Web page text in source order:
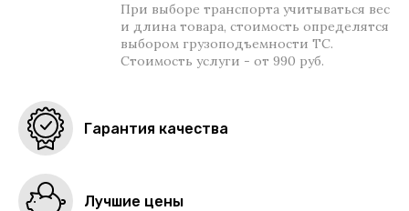
При выборе транспорта учитываться вес
и длина товара, стоимость определятся
выбором грузоподъемности ТС.
Стоимость услуги - от 990 руб.
Гарантия качества
Лучшие цены